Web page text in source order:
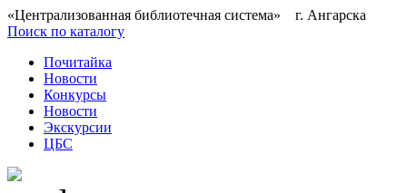
«Централизованная библиотечная система» г. Ангарска
Поиск по каталогу
Почитайка
Новости
Конкурсы
Новости
Экскурсии
ЦБС